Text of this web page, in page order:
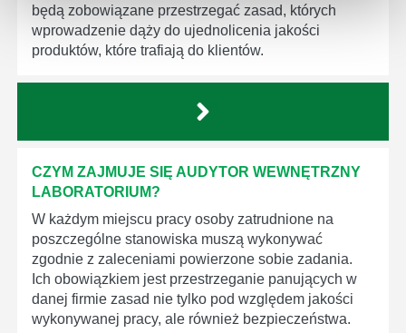
będą zobowiązane przestrzegać zasad, których
wprowadzenie dąży do ujednolicenia jakości
produktów, które trafiają do klientów.
CZYM ZAJMUJE SIĘ AUDYTOR WEWNĘTRZNY
LABORATORIUM?
W każdym miejscu pracy osoby zatrudnione na
poszczególne stanowiska muszą wykonywać
zgodnie z zaleceniami powierzone sobie zadania.
Ich obowiązkiem jest przestrzeganie panujących w
danej firmie zasad nie tylko pod względem jakości
wykonywanej pracy, ale również bezpieczeństwa.